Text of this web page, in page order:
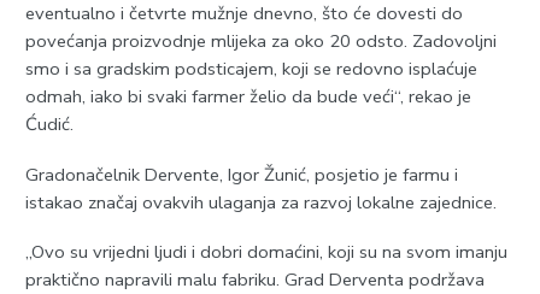
eventualno i četvrte mužnje dnevno, što će dovesti do
povećanja proizvodnje mlijeka za oko 20 odsto. Zadovoljni
smo i sa gradskim podsticajem, koji se redovno isplaćuje
odmah, iako bi svaki farmer želio da bude veći“, rekao je
Ćudić.
Gradonačelnik Dervente, Igor Žunić, posjetio je farmu i
istakao značaj ovakvih ulaganja za razvoj lokalne zajednice.
„Ovo su vrijedni ljudi i dobri domaćini, koji su na svom imanju
praktično napravili malu fabriku. Grad Derventa podržava